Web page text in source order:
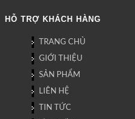
HỖ TRỢ KHÁCH HÀNG
TRANG CHỦ
GIỚI THIỆU
SẢN PHẨM
LIÊN HỆ
TIN TỨC